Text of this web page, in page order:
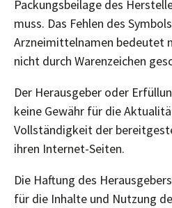
Packungsbeilage des
muss. Das Fehlen des
Arzneimittelnamen bedeutet
nicht durch Warenzeichen
Der Herausgeber oder
keine Gewähr für die
Vollständigkeit der
ihren Internet-Seiten.
Die Haftung des
für die Inhalte und Nutzung